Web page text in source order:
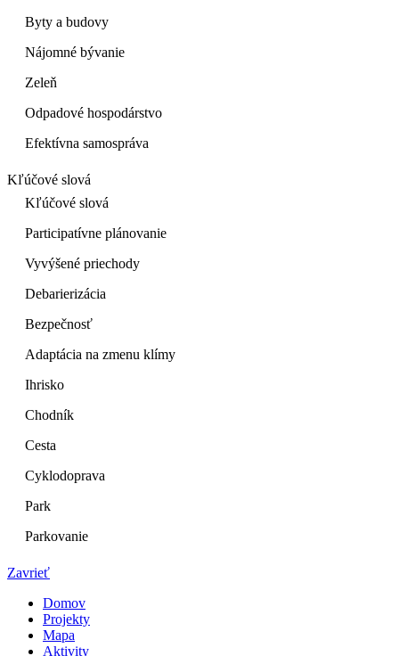
Byty a budovy
Nájomné bývanie
Zeleň
Odpadové hospodárstvo
Efektívna samospráva
Kľúčové slová
Kľúčové slová
Participatívne plánovanie
Vyvýšené priechody
Debarierizácia
Bezpečnosť
Adaptácia na zmenu klímy
Ihrisko
Chodník
Cesta
Cyklodoprava
Park
Parkovanie
Zavrieť
Domov
Projekty
Mapa
Aktivity